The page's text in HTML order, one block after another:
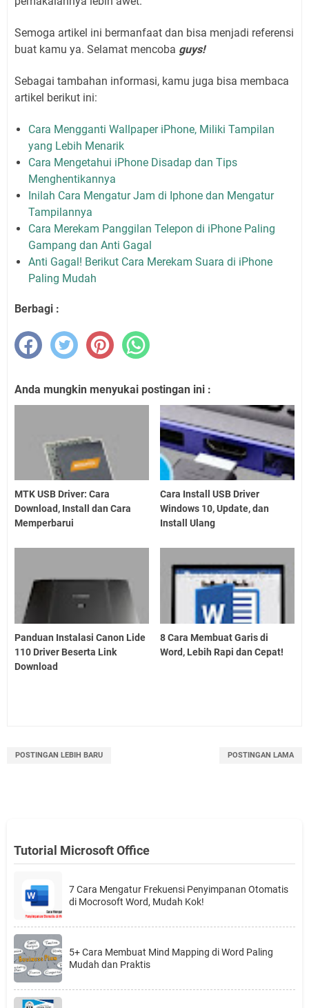
Semoga artikel ini bermanfaat dan bisa menjadi referensi
buat kamu ya. Selamat mencoba guys!
Sebagai tambahan informasi, kamu juga bisa membaca
artikel berikut ini:
Cara Mengganti Wallpaper iPhone, Miliki Tampilan
yang Lebih Menarik
Cara Mengetahui iPhone Disadap dan Tips
Menghentikannya
Inilah Cara Mengatur Jam di Iphone dan Mengatur
Tampilannya
Cara Merekam Panggilan Telepon di iPhone Paling
Gampang dan Anti Gagal
Anti Gagal! Berikut Cara Merekam Suara di iPhone
Paling Mudah
Berbagi :
Anda mungkin menyukai postingan ini :
MTK USB Driver: Cara
Download, Install dan Cara
Memperbarui
Cara Install USB Driver
Windows 10, Update, dan
Install Ulang
Panduan Instalasi Canon Lide
110 Driver Beserta Link
Download
8 Cara Membuat Garis di
Word, Lebih Rapi dan Cepat!
POSTINGAN LEBIH BARU POSTINGAN LAMA
Tutorial Microsoft Office
7 Cara Mengatur Frekuensi Penyimpanan Otomatis
di Mocrosoft Word, Mudah Kok!
5+ Cara Membuat Mind Mapping di Word Paling
Mudah dan Praktis